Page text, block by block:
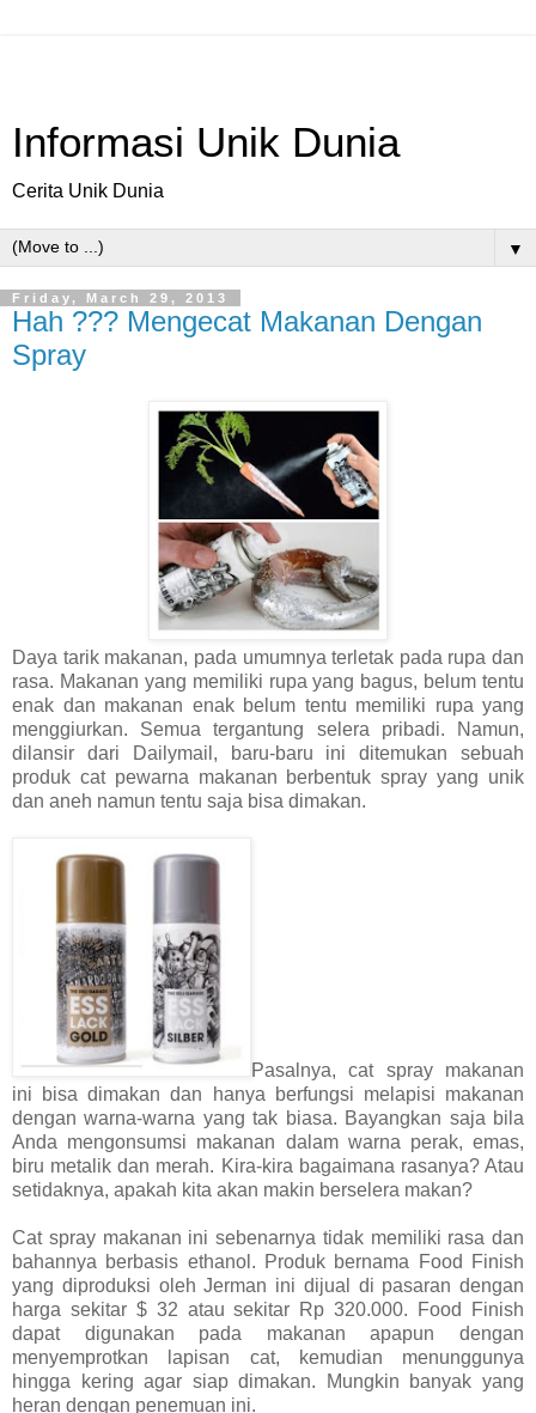
Informasi Unik Dunia
Cerita Unik Dunia
▼
Friday, March 29, 2013
Hah ??? Mengecat Makanan Dengan
Spray
Daya tarik makanan, pada umumnya terletak pada rupa dan
rasa. Makanan yang memiliki rupa yang bagus, belum tentu
enak dan makanan enak belum tentu memiliki rupa yang
menggiurkan. Semua tergantung selera pribadi. Namun,
dilansir dari Dailymail, baru-baru ini ditemukan sebuah
produk cat pewarna makanan berbentuk spray yang unik
dan aneh namun tentu saja bisa dimakan.
Pasalnya, cat spray makanan
ini bisa dimakan dan hanya berfungsi melapisi makanan
dengan warna-warna yang tak biasa. Bayangkan saja bila
Anda mengonsumsi makanan dalam warna perak, emas,
biru metalik dan merah. Kira-kira bagaimana rasanya? Atau
setidaknya, apakah kita akan makin berselera makan?
Cat spray makanan ini sebenarnya tidak memiliki rasa dan
bahannya berbasis ethanol. Produk bernama Food Finish
yang diproduksi oleh Jerman ini dijual di pasaran dengan
harga sekitar $ 32 atau sekitar Rp 320.000. Food Finish
dapat digunakan pada makanan apapun dengan
menyemprotkan lapisan cat, kemudian menunggunya
hingga kering agar siap dimakan. Mungkin banyak yang
heran dengan penemuan ini.